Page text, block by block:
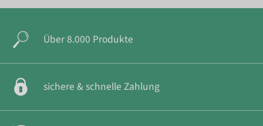
Über 8.000 Produkte
sichere & schnelle Zahlung